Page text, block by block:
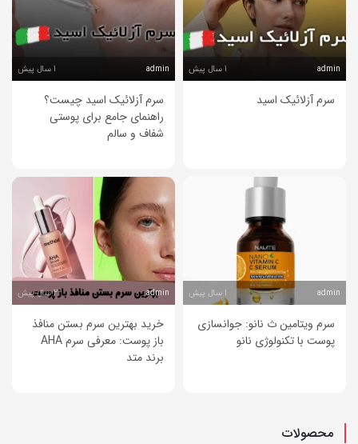
admin
سرم آزلائیک اسید
admin
سرم آزلائیک اسید چیست؟
راهنمای جامع برای پوستی
شفاف و سالم
admin
سرم ویتامین ث نانو: جوانسازی
پوست با تکنولوژی نانو
admin 2 سال پیش
خرید بهترین سرم بستن منافذ
باز پوست: معرفی سرم AHA
برند متد
محصولات